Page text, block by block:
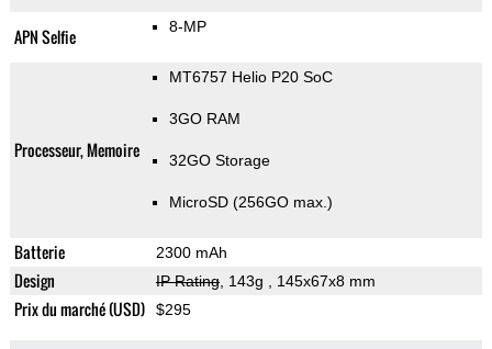
APN Selfie 8-MP
Processeur, Memoire
MT6757 Helio P20 SoC
3GO RAM
32GO Storage
MicroSD (256GO max.)
Batterie 2300 mAh
Design IP Rating, 143g , 145x67x8 mm
Prix du marché (USD) $295